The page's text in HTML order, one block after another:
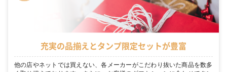
充実の品揃えとタンプ限定セットが豊富
他の店やネットでは買えない、各メーカーがこだわり抜いた商品を数多